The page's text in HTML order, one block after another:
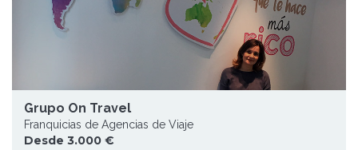
Grupo On Travel
Franquicias de Agencias de Viaje
Desde 3.000 €